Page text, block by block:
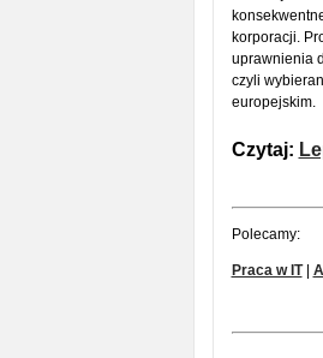
korporacji.
uprawnienia
czyli
europejskim.
Czytaj:
Polecamy:
Praca w IT|